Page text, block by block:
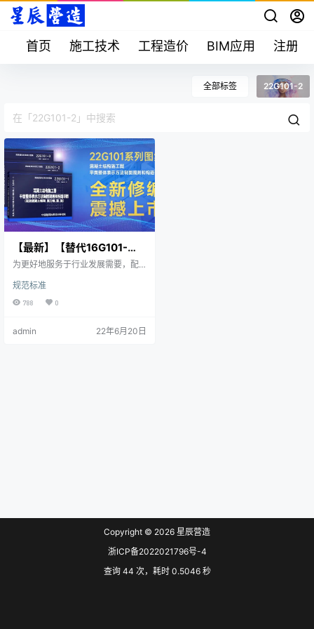
首页 施工技术 工程造价 BIM应用 注册考
全部标签 22G101-2
【最新】【替代16G101-
1~3】22G101-1~3混凝土结
制图规则和构造详图
为更好地服务于行业发展需要，配
实施以及设计、施工所依据的相关
标准的修订改版，中国建筑标准设
土结构施工图平面整体表示方法制
规范标准
788 0
admin 22年6月20日
Copyright © 2026 星辰营造
浙ICP备2022021796号-4
查询 44 次，耗时 0.5046 秒